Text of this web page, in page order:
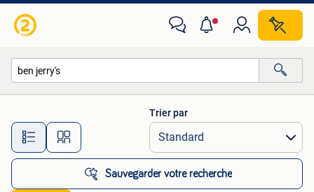
Toutes les distances…
Trier par
Sauvegarder votre recherche